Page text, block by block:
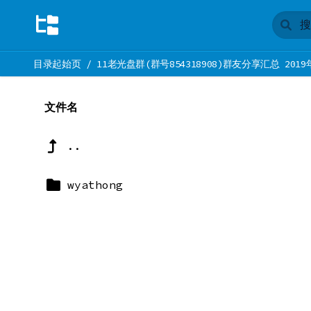
目录起始页/ 11老光盘群(群号854318908)群友分享汇总 2019
文件名
..
wyathong